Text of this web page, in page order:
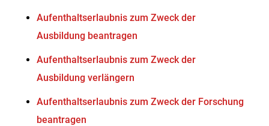
Aufenthaltserlaubnis zum Zweck der
Ausbildung beantragen
Aufenthaltserlaubnis zum Zweck der
Ausbildung verlängern
Aufenthaltserlaubnis zum Zweck der Forschung
beantragen